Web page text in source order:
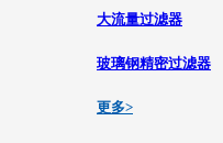
大流量过滤器
玻璃钢精密过滤器
更多>